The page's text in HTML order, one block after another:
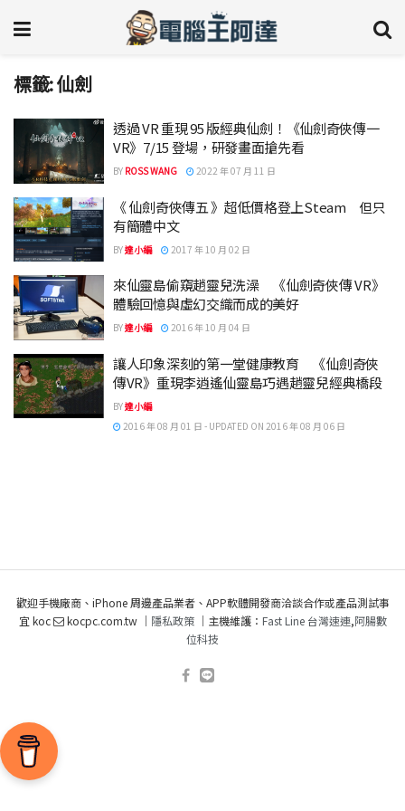
標籤:仙劍
透過 VR 重現 95 版經典仙劍！《仙劍奇俠傳一
VR》7/15 登場，研發畫面搶先看
BY ROSS WANG 2022 年 07 月 11 日
《 仙劍奇俠傳五 》超低價格登上Steam 但只
有簡體中文
BY達小編 2017 年 10 月 02 日
來仙靈島偷窺趙靈兒洗澡 《仙劍奇俠傳 VR》
體驗回憶與虛幻交織而成的美好
BY達小編 2016 年 10 月 04 日
讓人印象深刻的第一堂健康教育 《仙劍奇俠
傳VR》重現李逍遙仙靈島巧遇趙靈兒經典橋段
BY達小編
2016 年 08 月 01 日 - UPDATED ON 2016 年 08 月 06 日
歡迎手機廠商、iPhone 周邊產品業者、APP軟體開發商洽談合作或產品測試事
宜 koc
kocpc.com.tw ｜ 隱私政策｜主機維護： Fast Line 台灣速連,阿腸數
位科技